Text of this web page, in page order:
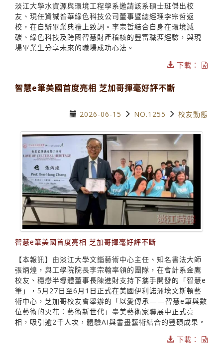
淡江大學水資源與環境工程學系邀請該系碩士班傑出校
友、現任資誠普華綠色科技公司董事暨總經理李宗哲返
校，在自辦畢業典禮上致詞。李宗哲結合自身在環境減
碳、綠色科技及跨國智慧財產稽核的豐富職涯經驗，與現
場畢業生分享未來的職場成功心法。
下載：
智慧e筆美國首度亮相 芝加哥揮毫好評不斷
2026-06-15 NO.1255 校友動態
智慧e筆美國首度亮相 芝加哥揮毫好評不斷
【本報訊】由淡江大學文錙藝術中心主任、知名書法大師
張炳煌，與工學院院長李宗翰率領的團隊，在會計系金鷹
校友、穩懋半導體董事長陳進財支持下攜手開發的「智慧e
筆」，5月27日至6月1日正式在美國伊利諾洲埃文斯頓藝
術中心，芝加哥校友會舉辦的「以愛傳承——智慧e筆與數
位藝術的火花：藝術新世代」臺美藝術家聯展中正式亮
相，吸引逾2千人次，體驗AI與書畫藝術結合的豐碩成果。
下載：